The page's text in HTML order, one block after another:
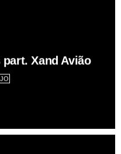
Xand Avião